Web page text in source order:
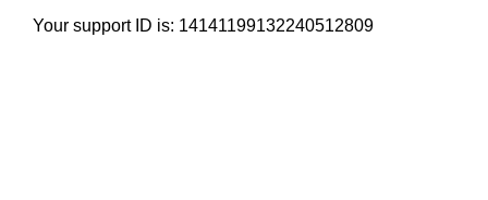
Your support ID is: 14141199132240512809